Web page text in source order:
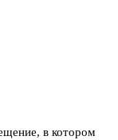
в котором